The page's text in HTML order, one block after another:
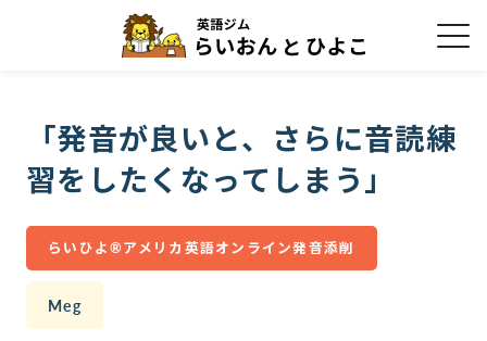
「発音が良いと、さらに音読練
習をしたくなってしまう」
らいひよ®アメリカ英語オンライン発音添削
Meg